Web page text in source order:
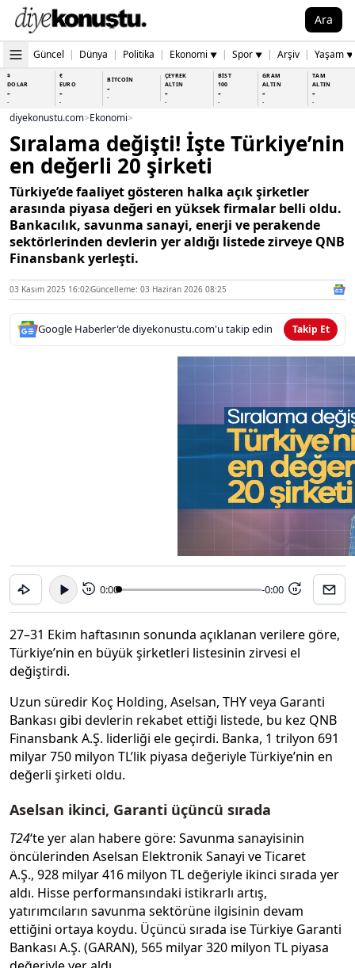
Ara
Güncel | Dünya | Politika | Ekonomi ▼ | Spor ▼ | Arşiv | Yaşam ▼
$
DOLAR
-
-
€
EURO
-
-
BİTCOİN
-
-
ÇEYREK
ALTIN
-
-
BİST
100
-
-
GRAM
ALTIN
-
-
TAM
ALTIN
-
-
diyekonustu.com>Ekonomi>
Sıralama değişti! İşte Türkiye’nin
en değerli 20 şirketi
Türkiye’de faaliyet gösteren halka açık şirketler
arasında piyasa değeri en yüksek firmalar belli oldu.
Bankacılık, savunma sanayi, enerji ve perakende
sektörlerinden devlerin yer aldığı listede zirveye QNB
Finansbank yerleşti.
03 Kasım 2025 16:02Güncelleme: 03 Haziran 2026 08:25
Google Haberler'de diyekonustu.com'u takip edin Takip Et
15 0:00 -0:00 15
27–31 Ekim haftasının sonunda açıklanan verilere göre,
Türkiye’nin en büyük şirketleri listesinin zirvesi el
değiştirdi.
Uzun süredir Koç Holding, Aselsan, THY veya Garanti
Bankası gibi devlerin rekabet ettiği listede, bu kez QNB
Finansbank A.Ş. liderliği ele geçirdi. Banka, 1 trilyon 691
milyar 750 milyon TL’lik piyasa değeriyle Türkiye’nin en
değerli şirketi oldu.
Aselsan ikinci, Garanti üçüncü sırada
T24‘te yer alan habere göre: Savunma sanayisinin
öncülerinden Aselsan Elektronik Sanayi ve Ticaret
A.Ş., 928 milyar 416 milyon TL değeriyle ikinci sırada yer
aldı. Hisse performansındaki istikrarlı artış,
yatırımcıların savunma sektörüne ilgisinin devam
ettiğini ortaya koydu. Üçüncü sırada ise Türkiye Garanti
Bankası A.Ş. (GARAN), 565 milyar 320 milyon TL piyasa